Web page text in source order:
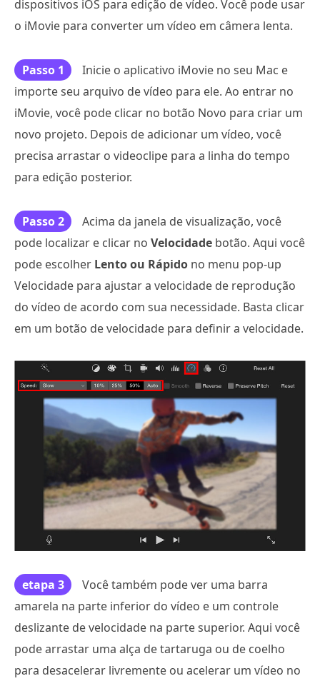
dispositivos iOS para edição de vídeo. Você pode usar
o iMovie para converter um vídeo em câmera lenta.
Passo 1
Inicie o aplicativo iMovie no seu Mac e
importe seu arquivo de vídeo para ele. Ao entrar no
iMovie, você pode clicar no botão Novo para criar um
novo projeto. Depois de adicionar um vídeo, você
precisa arrastar o videoclipe para a linha do tempo
para edição posterior.
Passo 2
Acima da janela de visualização, você
pode localizar e clicar no Velocidade botão. Aqui você
pode escolher Lento ou Rápido no menu pop-up
Velocidade para ajustar a velocidade de reprodução
do vídeo de acordo com sua necessidade. Basta clicar
em um botão de velocidade para definir a velocidade.
etapa 3
Você também pode ver uma barra
amarela na parte inferior do vídeo e um controle
deslizante de velocidade na parte superior. Aqui você
pode arrastar uma alça de tartaruga ou de coelho
para desacelerar livremente ou acelerar um vídeo no